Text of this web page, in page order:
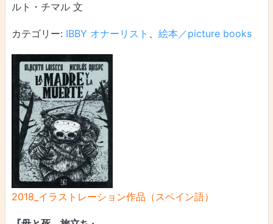
ルト・チマル 文
カテゴリー: IBBY オナーリスト 、 絵本／picture books
2018_イラストレーション作品（スペイン語）